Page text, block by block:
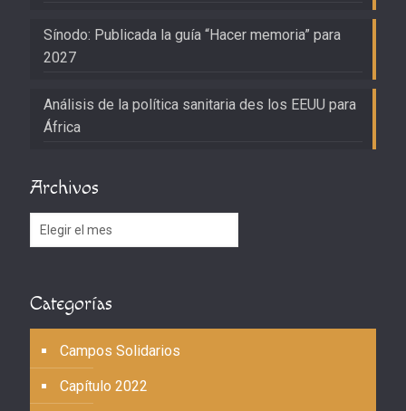
Sínodo: Publicada la guía “Hacer memoria” para
2027
Análisis de la política sanitaria des los EEUU para
África
Archivos
Archivos
Categorías
Campos Solidarios
Capítulo 2022